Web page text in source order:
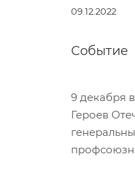
09.12.2022
Событие
9 декабря
Героев